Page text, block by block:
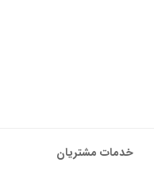
خدمات مشتریان